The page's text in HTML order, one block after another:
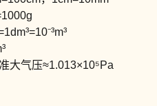
大气压≈1.013×10⁵Pa